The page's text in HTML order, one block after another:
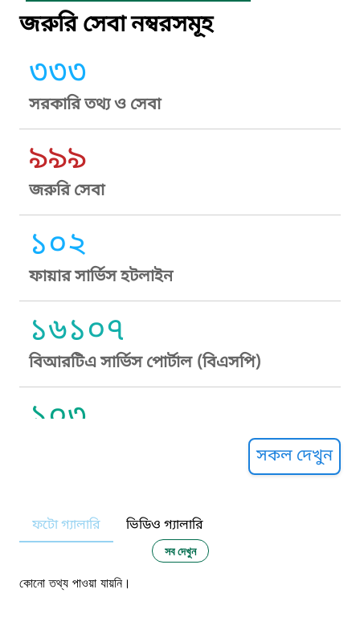
জরুরি সেবা নম্বরসমূহ
৩৩৩
সরকারি তথ্য ও সেবা
৯৯৯
জরুরি সেবা
১০২
ফায়ার সার্ভিস হটলাইন
১৬১০৭
বিআরটিএ সার্ভিস পোর্টাল (বিএসপি)
১০৩
নারী ও শিশু নির্যাতন প্রতিরোধ
১০৬
সকল দেখুন
ফটো গ্যালারি ভিডিও গ্যালারি
সব দেখুন
কোনো তথ্য পাওয়া যায়নি।